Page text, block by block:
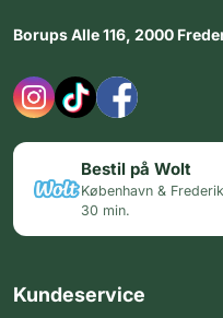
Borups Alle 116, 2000
Bestil på Wolt
København &
30 min.
Kundeservice